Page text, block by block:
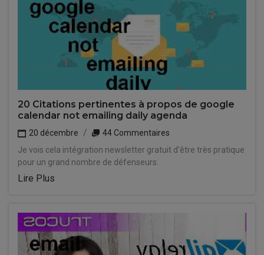
20 Citations pertinentes à propos de google
calendar not emailing daily agenda
20 décembre
44 Commentaires
Je vois cela intégration newsletter gratuit d'être très pratique
pour un grand nombre de défenseurs.
Lire Plus